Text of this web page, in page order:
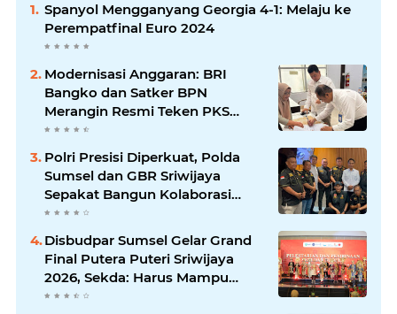
Spanyol Mengganyang Georgia 4-1: Melaju ke
Perempatfinal Euro 2024
Modernisasi Anggaran: BRI
Bangko dan Satker BPN
Merangin Resmi Teken PKS
Penerbitan KKP
Polri Presisi Diperkuat, Polda
Sumsel dan GBR Sriwijaya
Sepakat Bangun Kolaborasi
untuk Kamtibmas
Disbudpar Sumsel Gelar Grand
Final Putera Puteri Sriwijaya
2026, Sekda: Harus Mampu
Bawa Sumsel Go Internasional